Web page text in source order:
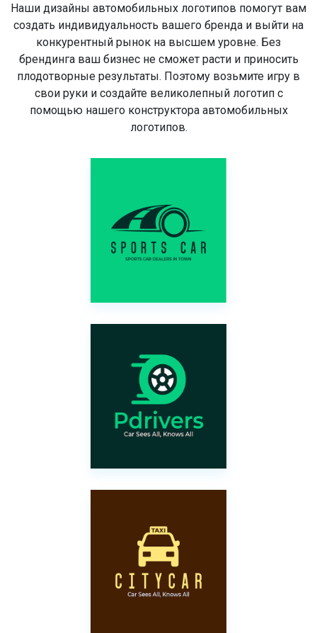
Наши дизайны автомобильных логотипов помогут вам
создать индивидуальность вашего бренда и выйти на
конкурентный рынок на высшем уровне. Без
брендинга ваш бизнес не сможет расти и приносить
плодотворные результаты. Поэтому возьмите игру в
свои руки и создайте великолепный логотип с
помощью нашего конструктора автомобильных
логотипов.